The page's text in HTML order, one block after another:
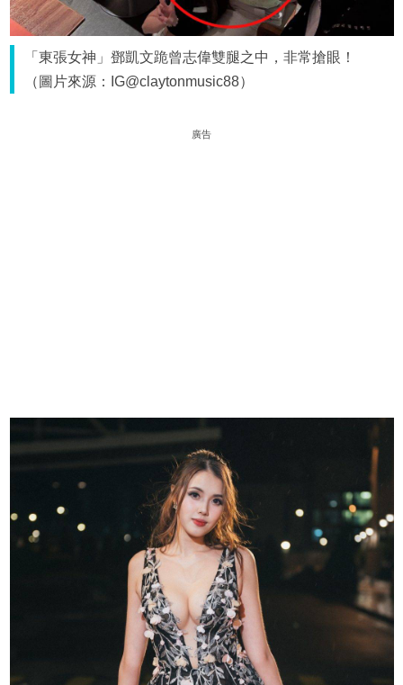
「東張女神」鄧凱文跪曾志偉雙腿之中，非常搶眼！
（圖片來源：IG@claytonmusic88）
廣告